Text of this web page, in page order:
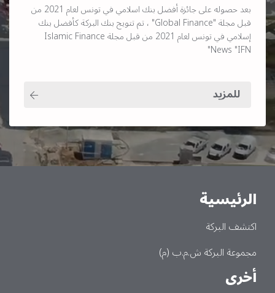
بعد حصوله على جائزة أفضل بنك اسلامي في تونس لعام 2021 من
قبل مجلة "Global Finance" ، تم تتويج بنك البركة كأفضل بنك
إسلامي في تونس لعام 2021 من قبل مجلة Islamic Finance
News "IFN"
للمزيد
Main
الرئيسية
اكتشف البركة
مجموعة البركة ش.م.ب (م)
أخرى